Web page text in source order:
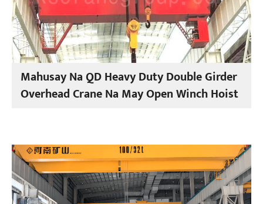
Mahusay Na QD Heavy Duty Double Girder
Overhead Crane Na May Open Winch Hoist